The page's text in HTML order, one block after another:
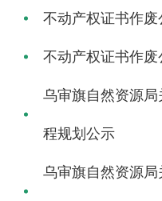
不动产权证书作废
不动产权证书作废
乌审旗自然资源
程规划公示
乌审旗自然资源